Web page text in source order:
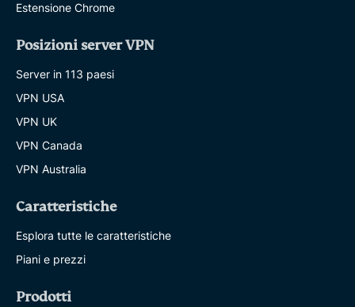
Estensione Chrome
Posizioni server VPN
Server in 113 paesi
VPN USA
VPN UK
VPN Canada
VPN Australia
Caratteristiche
Esplora tutte le caratteristiche
Piani e prezzi
Prodotti